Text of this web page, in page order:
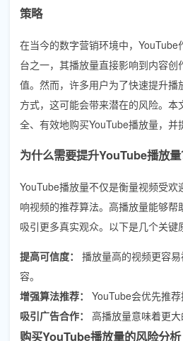
策略
在当今的数字营销环境中，
台之一，其播放量直接影响到内容
值。然而，许多用户为了快速提升播
方式，这可能会带来潜在的风险。本
全、有效地购买YouTube播放量，并
为什么需要提升YouTube播放量
YouTube播放量不仅是衡量视频受
响视频的推荐算法。高播放量能够帮
吸引更多真实观众。以下是几个关键
提高可信度：
播放量高的视频更容
容。
增强算法推荐：
YouTube会优先推荐
吸引广告合作：
高播放量意味着更大
购买YouTube播放量的风险分析